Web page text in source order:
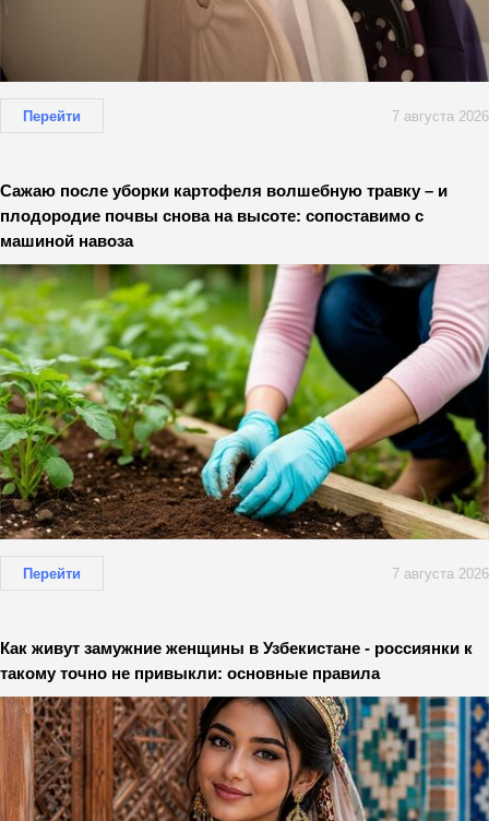
Перейти 7 августа 2026
Сажаю после уборки картофеля волшебную травку – и
плодородие почвы снова на высоте: сопоставимо с
машиной навоза
Перейти 7 августа 2026
Как живут замужние женщины в Узбекистане - россиянки к
такому точно не привыкли: основные правила